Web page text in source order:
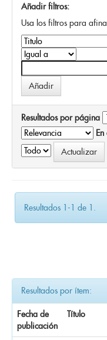
Añadir filtros:
Usa los filtros para
Resultados por página
Resultados 1-1 de 1.
Resultados por ítem:
Fecha de
publicación
Título